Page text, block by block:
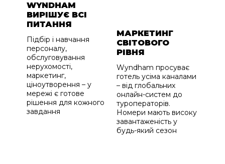
WYNDHAM
ВИРІШУЄ ВСІ
ПИТАННЯ
Підбір і навчання
персоналу,
обслуговування
нерухомості,
маркетинг,
ціноутворення – у
мережі є готове
рішення для кожного
завдання
МАРКЕТИНГ
СВІТОВОГО
РІВНЯ
Wyndham просуває
готель усіма каналами
– від глобальних
онлайн-систем до
туроператорів.
Номери мають високу
завантаженість у
будь-який сезон